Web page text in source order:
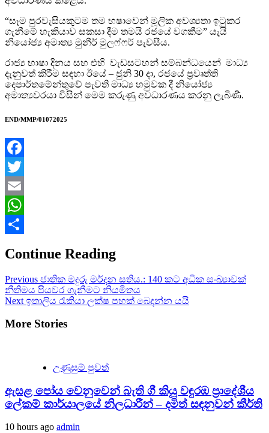
“සෑම පුරවැසියකුටම තම භෂාවෙන් මූලික අවශ්‍යතා ඉටුකර
ගැනීමේ හැකියාව සකසා දීම තමයි රජයේ වගකීම” යැයි
නියෝජ්‍ය අමාත්‍ය මුනීර් මුලෆ්ෆර් පැවසීය.
රාජ්‍ය භාෂා දිනය සහ එහි වැඩසටහන් සම්බන්ධයෙන් මාධ්‍ය
දැනුවත් කිරීම සඳහා ඊයේ – ජුනි 30 දා, රජයේ ප්‍රවෘත්ති
දෙපාර්තමේන්තුවේ පැවති මාධ්‍ය හමුවක දී නියෝජ්‍ය
අමාත්‍යවරයා විසින් මෙම කරුණු අවධාරණය කරනු ලැබිණි.
END/MMP/01072025
Facebook
Twitter
Email
WhatsApp
Continue Reading
Previous ජාතික මදුරු මර්දන සතිය.: 140 කට අධික සංඛ්‍යාවක්
නීතිමය පියවර ගැනීමට නියමිතය
Next ඉතාලිය රැකියා ලක්ෂ පහක් බෙදන්න යයි
More Stories
උණුසුම් පුවත්
ඇසළ පෝය වෙනුවෙන් බැති ගී කියූ වඳුරඹ ප්‍රාදේශීය
ලේකම් කාර්යාලයේ නිලධාරීන් – දමිත් සඳනුවන් කීර්ති
10 hours ago admin